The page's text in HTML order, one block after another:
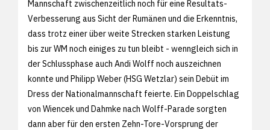
Mannschaft zwischenzeitlich noch für eine Resultats-
Verbesserung aus Sicht der Rumänen und die Erkenntnis,
dass trotz einer über weite Strecken starken Leistung
bis zur WM noch einiges zu tun bleibt - wenngleich sich in
der Schlussphase auch Andi Wolff noch auszeichnen
konnte und Philipp Weber (HSG Wetzlar) sein Debüt im
Dress der Nationalmannschaft feierte. Ein Doppelschlag
von Wiencek und Dahmke nach Wolff-Parade sorgten
dann aber für den ersten Zehn-Tore-Vorsprung der